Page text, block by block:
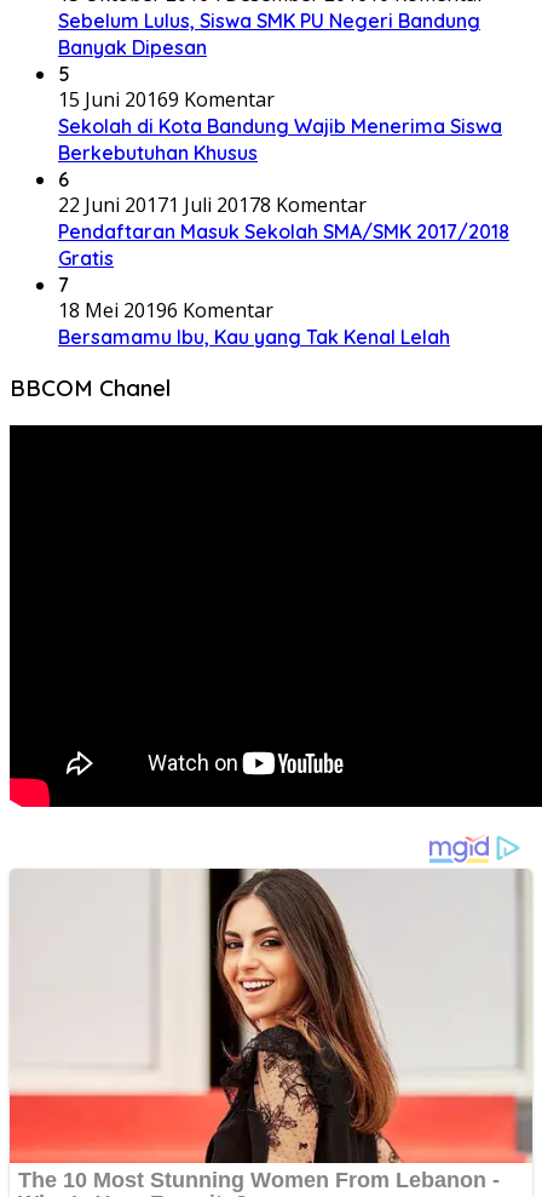
Sebelum Lulus, Siswa SMK PU Negeri Bandung
Banyak Dipesan
5
15 Juni 20169 Komentar
Sekolah di Kota Bandung Wajib Menerima Siswa
Berkebutuhan Khusus
6
22 Juni 20171 Juli 20178 Komentar
Pendaftaran Masuk Sekolah SMA/SMK 2017/2018
Gratis
7
18 Mei 20196 Komentar
Bersamamu Ibu, Kau yang Tak Kenal Lelah
BBCOM Chanel